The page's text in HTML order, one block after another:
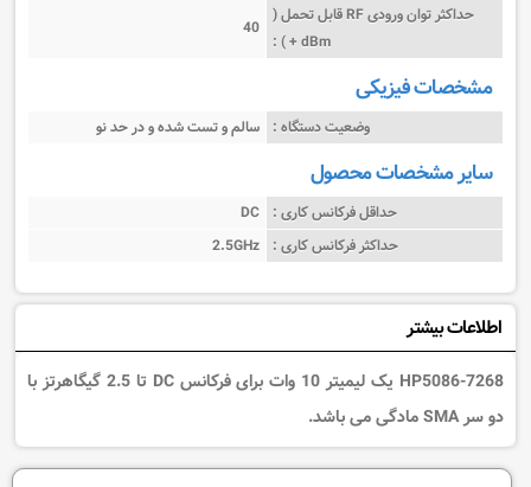
حداکثر توان ورودی RF قابل تحمل (
dBm + ) :
40
مشخصات فیزیکی
وضعیت دستگاه : سالم و تست شده و در حد نو
سایر مشخصات محصول
حداقل فرکانس کاری : DC
حداکثر فرکانس کاری : 2.5GHz
اطلاعات بیشتر
HP5086-7268 یک لیمیتر 10 وات برای فرکانس DC تا 2.5 گیگاهرتز
با
دو سر SMA مادگی
می باشد.